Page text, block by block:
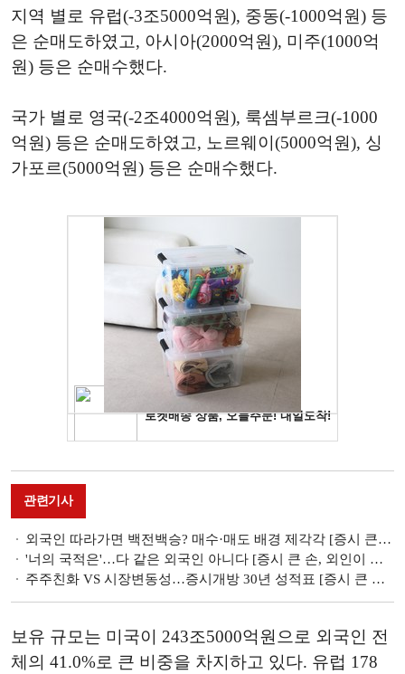
지역 별로 유럽(-3조5000억원), 중동(-1000억원) 등
은 순매도하였고, 아시아(2000억원), 미주(1000억
원) 등은 순매수했다.
국가 별로 영국(-2조4000억원), 룩셈부르크(-1000
억원) 등은 순매도하였고, 노르웨이(5000억원), 싱
가포르(5000억원) 등은 순매수했다.
관련기사
외국인 따라가면 백전백승? 매수·매도 배경 제각각 [증시 큰 손, 외인이 알고싶다 (2)]
'너의 국적은'…다 같은 외국인 아니다 [증시 큰 손, 외인이 알고싶다 (1)]
주주친화 VS 시장변동성…증시개방 30년 성적표 [증시 큰 손, 외인이 알고싶다 (3)]
보유 규모는 미국이 243조5000억원으로 외국인 전
체의 41.0%로 큰 비중을 차지하고 있다. 유럽 178